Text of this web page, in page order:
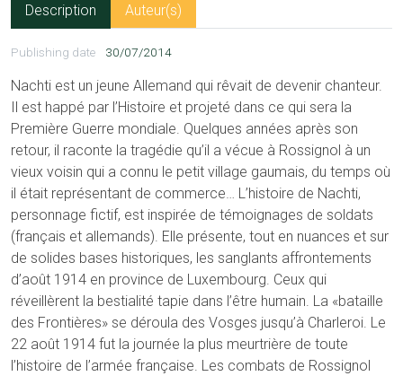
Description Auteur(s)
Publishing date 30/07/2014
Nachti est un jeune Allemand qui rêvait de devenir chanteur.
Il est happé par l’Histoire et projeté dans ce qui sera la
Première Guerre mondiale. Quelques années après son
retour, il raconte la tragédie qu’il a vécue à Rossignol à un
vieux voisin qui a connu le petit village gaumais, du temps où
il était représentant de commerce… L’histoire de Nachti,
personnage fictif, est inspirée de témoignages de soldats
(français et allemands). Elle présente, tout en nuances et sur
de solides bases historiques, les sanglants affrontements
d’août 1914 en province de Luxembourg. Ceux qui
réveillèrent la bestialité tapie dans l’être humain. La «bataille
des Frontières» se déroula des Vosges jusqu’à Charleroi. Le
22 août 1914 fut la journée la plus meurtrière de toute
l’histoire de l’armée française. Les combats de Rossignol